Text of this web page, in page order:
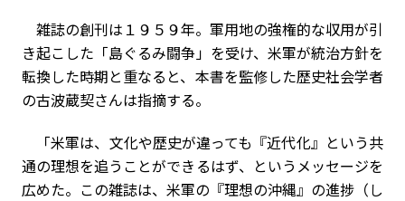
雑誌の創刊は１９５９年。軍用地の強権的な収用が引
き起こした「島ぐるみ闘争」を受け、米軍が統治方針を
転換した時期と重なると、本書を監修した歴史社会学者
の古波蔵契さんは指摘する。
「米軍は、文化や歴史が違っても『近代化』という共
通の理想を追うことができるはず、というメッセージを
広めた。この雑誌は、米軍の『理想の沖縄』の進捗（し